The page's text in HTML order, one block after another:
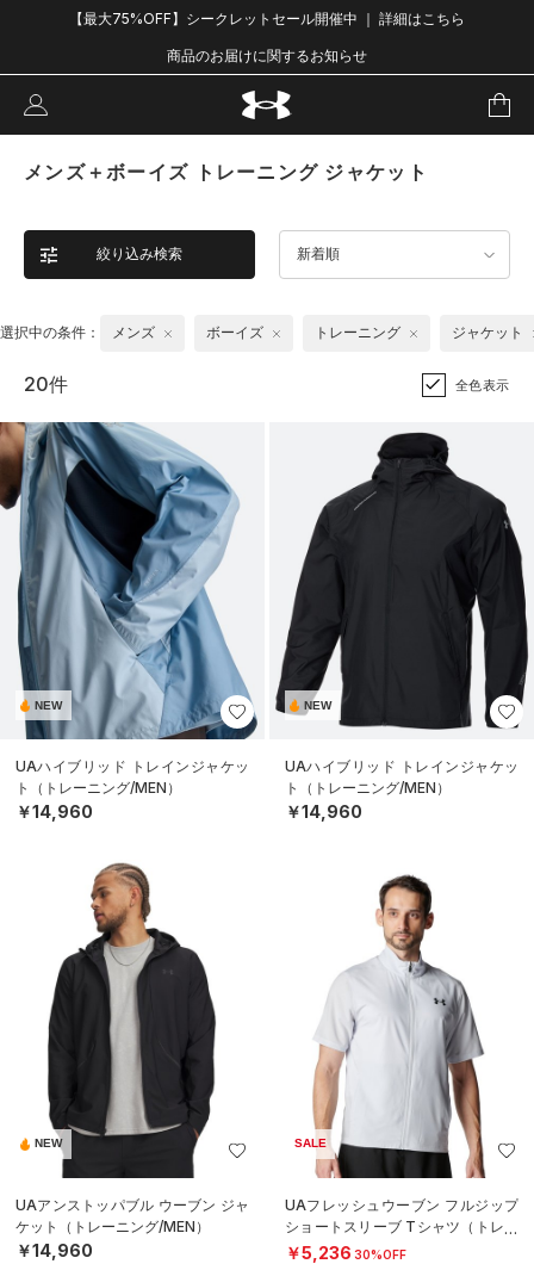
【最大75%OFF】シークレットセール開催中 ｜ 詳細はこちら
商品のお届けに関するお知らせ
メンズ＋ボーイズ トレーニング ジャケット
絞り込み検索 新着順
選択中の条件： メンズ ボーイズ トレーニング ジャケット
20件 全色表示
NEW
UAハイブリッド トレインジャケッ
ト（トレーニング/MEN）
￥14,960
NEW
UAハイブリッド トレインジャケッ
ト（トレーニング/MEN）
￥14,960
NEW
UAアンストッパブル ウーブン ジャ
ケット（トレーニング/MEN）
￥14,960
SALE
UAフレッシュウーブン フルジップ
ショートスリーブ Tシャツ（トレー
ニング/MEN）
￥5,236 30%OFF